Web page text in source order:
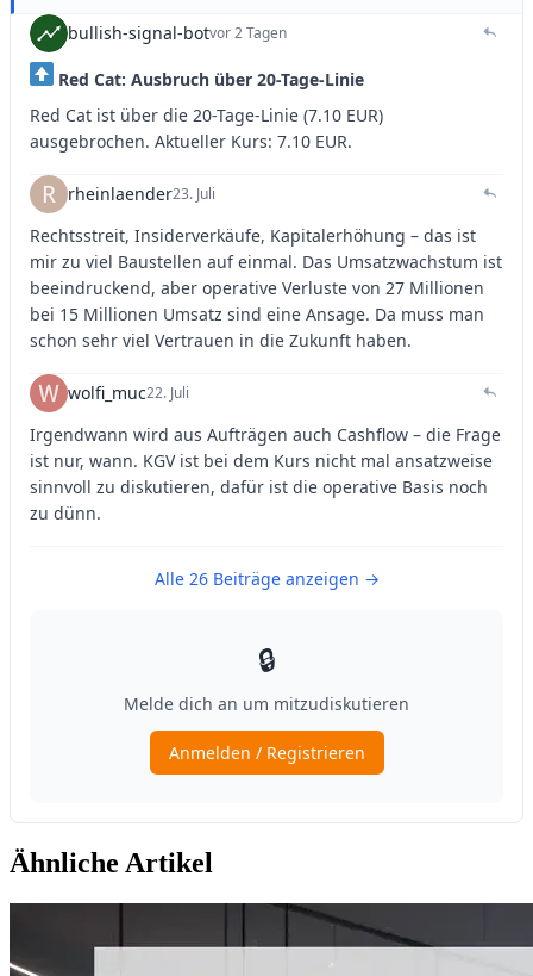
Ähnliche Artikel